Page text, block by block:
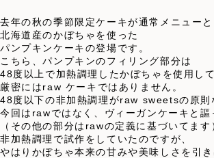
去年の秋の季節限定ケーキが通常メニューと
北海道産のかぼちゃを使った
パンプキンケーキの登場です。
こちら、パンプキンのフィリング部分は
48度以上で加熱調理したかぼちゃを使用し
厳密にはraw ケーキではありません。
48度以下の非加熱調理がraw sweetsの原則
今回はrawではなく、ヴィーガンケーキと謳
（その他の部分はrawの定義に基づいてます
非加熱調理で試作をしていたのですが、
やはりかぼちゃ本来の甘みや美味しさを引